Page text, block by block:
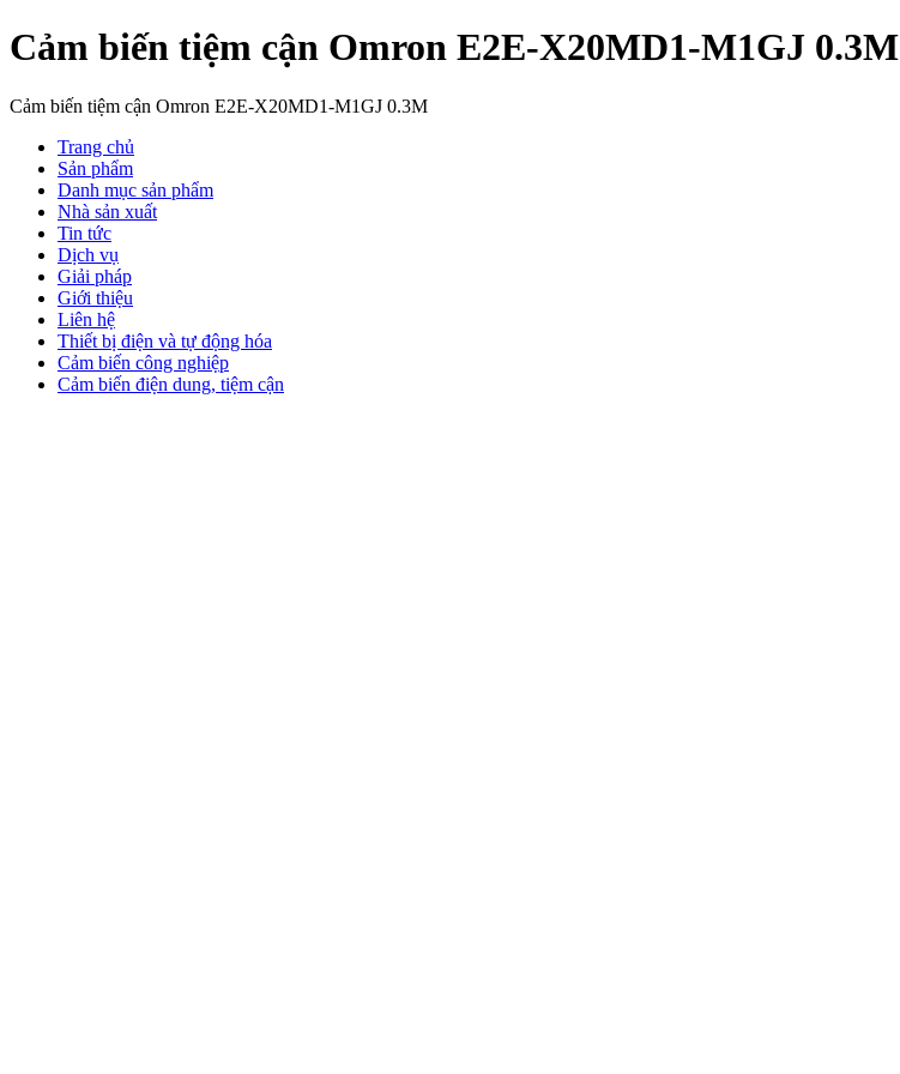
Cảm biến tiệm cận Omron E2E-X20MD1-M1GJ 0.3M
Cảm biến tiệm cận Omron E2E-X20MD1-M1GJ 0.3M
Trang chủ
Sản phẩm
Danh mục sản phẩm
Nhà sản xuất
Tin tức
Dịch vụ
Giải pháp
Giới thiệu
Liên hệ
Thiết bị điện và tự động hóa
Cảm biến công nghiệp
Cảm biến điện dung, tiệm cận